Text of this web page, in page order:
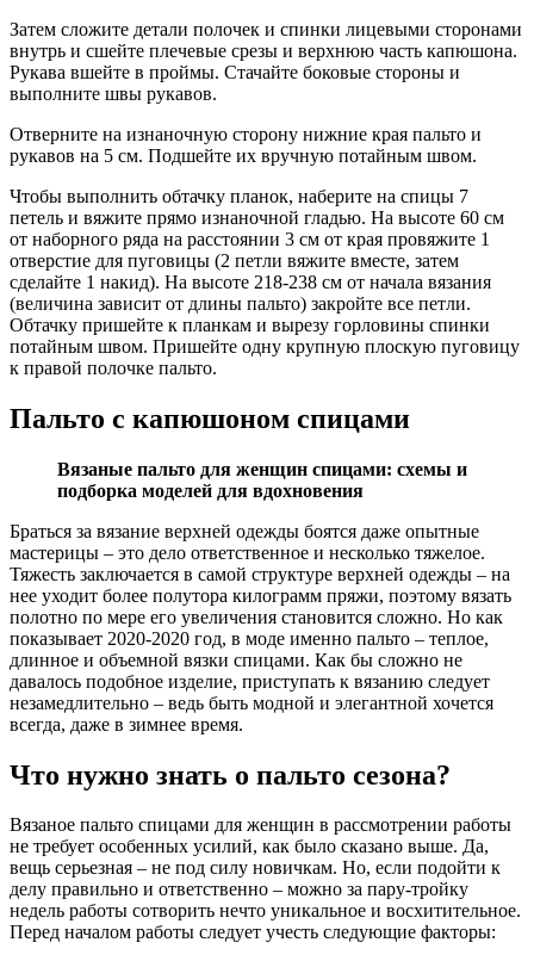
Затем сложите детали полочек и спинки лицевыми сторонами
внутрь и сшейте плечевые срезы и верхнюю часть капюшона.
Рукава вшейте в проймы. Стачайте боковые стороны и
выполните швы рукавов.
Отверните на изнаночную сторону нижние края пальто и
рукавов на 5 см. Подшейте их вручную потайным швом.
Чтобы выполнить обтачку планок, наберите на спицы 7
петель и вяжите прямо изнаночной гладью. На высоте 60 см
от наборного ряда на расстоянии 3 см от края провяжите 1
отверстие для пуговицы (2 петли вяжите вместе, затем
сделайте 1 накид). На высоте 218-238 см от начала вязания
(величина зависит от длины пальто) закройте все петли.
Обтачку пришейте к планкам и вырезу горловины спинки
потайным швом. Пришейте одну крупную плоскую пуговицу
к правой полочке пальто.
Пальто с капюшоном спицами
Вязаные пальто для женщин спицами: схемы и
подборка моделей для вдохновения
Браться за вязание верхней одежды боятся даже опытные
мастерицы – это дело ответственное и несколько тяжелое.
Тяжесть заключается в самой структуре верхней одежды – на
нее уходит более полутора килограмм пряжи, поэтому вязать
полотно по мере его увеличения становится сложно. Но как
показывает 2020-2020 год, в моде именно пальто – теплое,
длинное и объемной вязки спицами. Как бы сложно не
давалось подобное изделие, приступать к вязанию следует
незамедлительно – ведь быть модной и элегантной хочется
всегда, даже в зимнее время.
Что нужно знать о пальто сезона?
Вязаное пальто спицами для женщин в рассмотрении работы
не требует особенных усилий, как было сказано выше. Да,
вещь серьезная – не под силу новичкам. Но, если подойти к
делу правильно и ответственно – можно за пару-тройку
недель работы сотворить нечто уникальное и восхитительное.
Перед началом работы следует учесть следующие факторы: